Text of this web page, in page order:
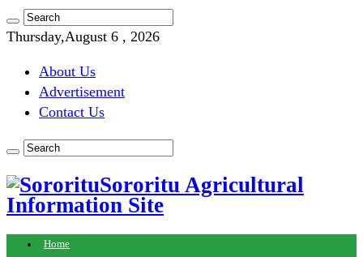
Thursday,August 6 , 2026
About Us
Advertisement
Contact Us
Sororitu Agricultural
Information Site
Home